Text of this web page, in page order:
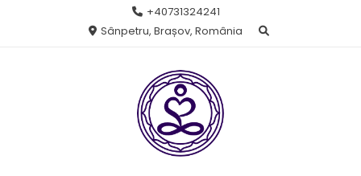
+40731324241
Sânpetru, Brașov, România